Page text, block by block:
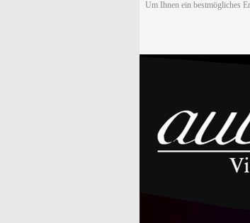
Um Ihnen ein bestmögliches